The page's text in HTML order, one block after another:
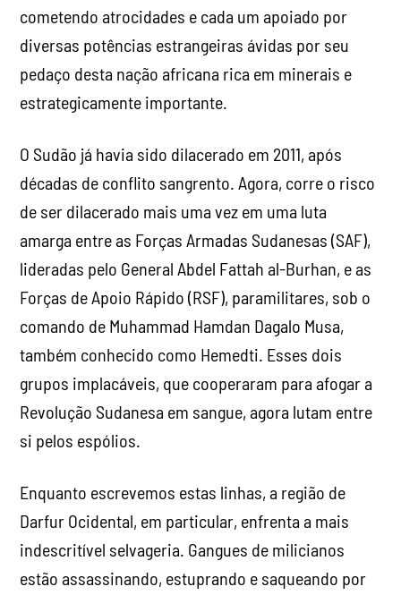
cometendo atrocidades e cada um apoiado por
diversas potências estrangeiras ávidas por seu
pedaço desta nação africana rica em minerais e
estrategicamente importante.
O Sudão já havia sido dilacerado em 2011, após
décadas de conflito sangrento. Agora, corre o risco
de ser dilacerado mais uma vez em uma luta
amarga entre as Forças Armadas Sudanesas (SAF),
lideradas pelo General Abdel Fattah al-Burhan, e as
Forças de Apoio Rápido (RSF), paramilitares, sob o
comando de Muhammad Hamdan Dagalo Musa,
também conhecido como Hemedti. Esses dois
grupos implacáveis, que cooperaram para afogar a
Revolução Sudanesa em sangue, agora lutam entre
si pelos espólios.
Enquanto escrevemos estas linhas, a região de
Darfur Ocidental, em particular, enfrenta a mais
indescritível selvageria. Gangues de milicianos
estão assassinando, estuprando e saqueando por